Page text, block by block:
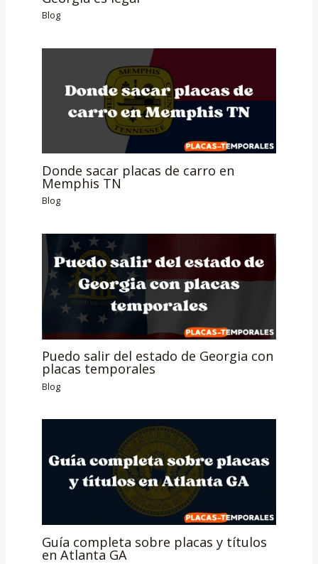
Blog
Donde sacar placas de carro en
Memphis TN
Blog
Puedo salir del estado de Georgia con
placas temporales
Blog
Guía completa sobre placas y títulos
en Atlanta GA